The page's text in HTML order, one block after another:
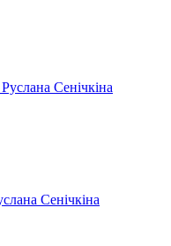
Сенічкіна
Сенічкіна